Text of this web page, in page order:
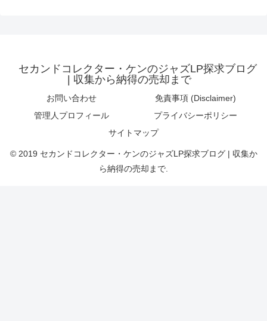
セカンドコレクター・ケンのジャズLP探求ブログ
| 収集から納得の売却まで
お問い合わせ
免責事項 (Disclaimer)
管理人プロフィール
プライバシーポリシー
サイトマップ
© 2019 セカンドコレクター・ケンのジャズLP探求ブログ | 収集か
ら納得の売却まで.